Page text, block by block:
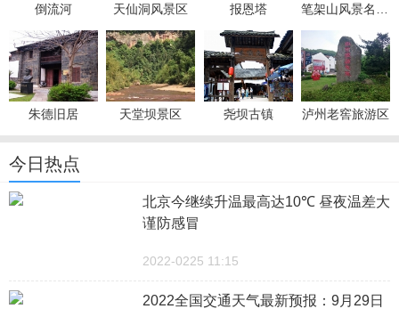
倒流河 天仙洞风景区 报恩塔
朱德旧居 天堂坝景区 尧坝古镇 泸州老窖旅游区
今日热点
北京今继续升温最高达10℃ 昼夜温差大
谨防感冒
2022-0225 11:15
2022全国交通天气最新预报：9月29日